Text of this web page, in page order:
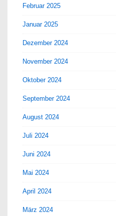
Februar 2025
Januar 2025
Dezember 2024
November 2024
Oktober 2024
September 2024
August 2024
Juli 2024
Juni 2024
Mai 2024
April 2024
März 2024